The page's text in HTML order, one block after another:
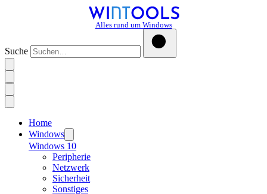
Alles rund um Windows
Suche
Home
Windows
Windows 10
Peripherie
Netzwerk
Sicherheit
Sonstiges